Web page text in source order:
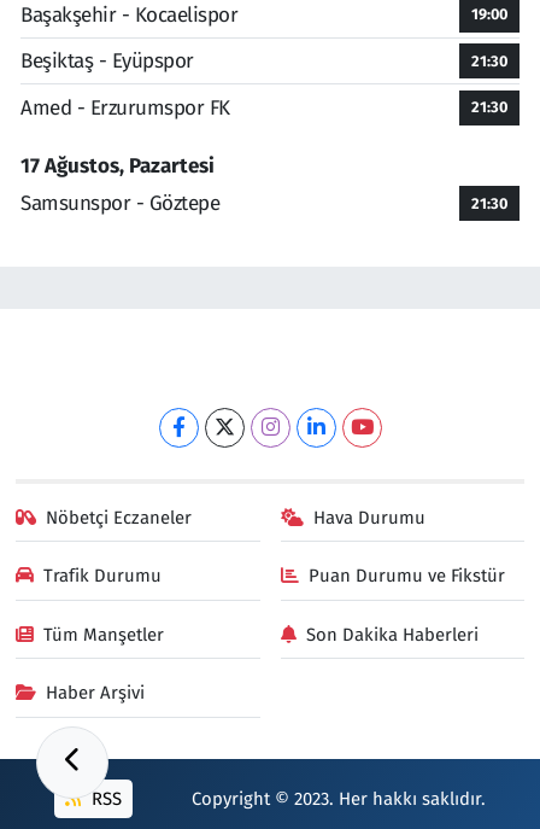
Başakşehir - Kocaelispor
19:00
Beşiktaş - Eyüpspor 21:30
Amed - Erzurumspor FK 21:30
17 Ağustos, Pazartesi
Samsunspor - Göztepe
21:30
Nöbetçi Eczaneler Hava Durumu
Trafik Durumu Puan Durumu ve Fikstür
Tüm Manşetler Son Dakika Haberleri
Haber Arşivi
RSS Copyright © 2023. Her hakkı saklıdır.